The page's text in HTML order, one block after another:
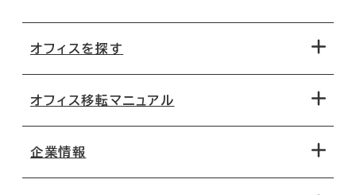
オフィスを探す
地図から探す
路線・駅から探す
オフィス移転マニュアル
企業情報